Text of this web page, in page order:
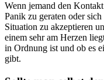
Wenn jemand den
Panik zu geraten oder
Situation zu akzeptieren
einem sehr am Herzen
in Ordnung ist und ob es
gibt.